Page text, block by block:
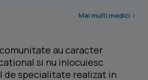
Mai multi medici >
au caracter
si nu inlocuiesc
de specialitate realizat in